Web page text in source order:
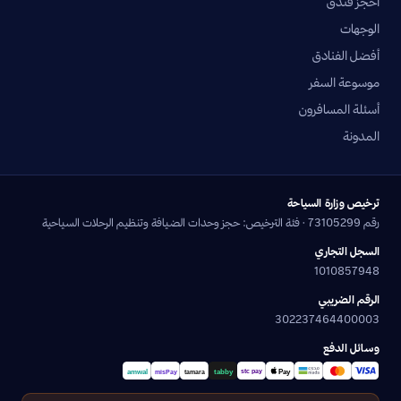
الوجهات
أفضل الفنادق
موسوعة السفر
أسئلة المسافرون
المدونة
ترخيص وزارة السياحة
رقم 73105299 · فئة الترخيص: حجز وحدات الضيافة وتنظيم الرحلات السياحية
السجل التجاري
1010857948
الرقم الضريبي
302237464400003
وسائل الدفع